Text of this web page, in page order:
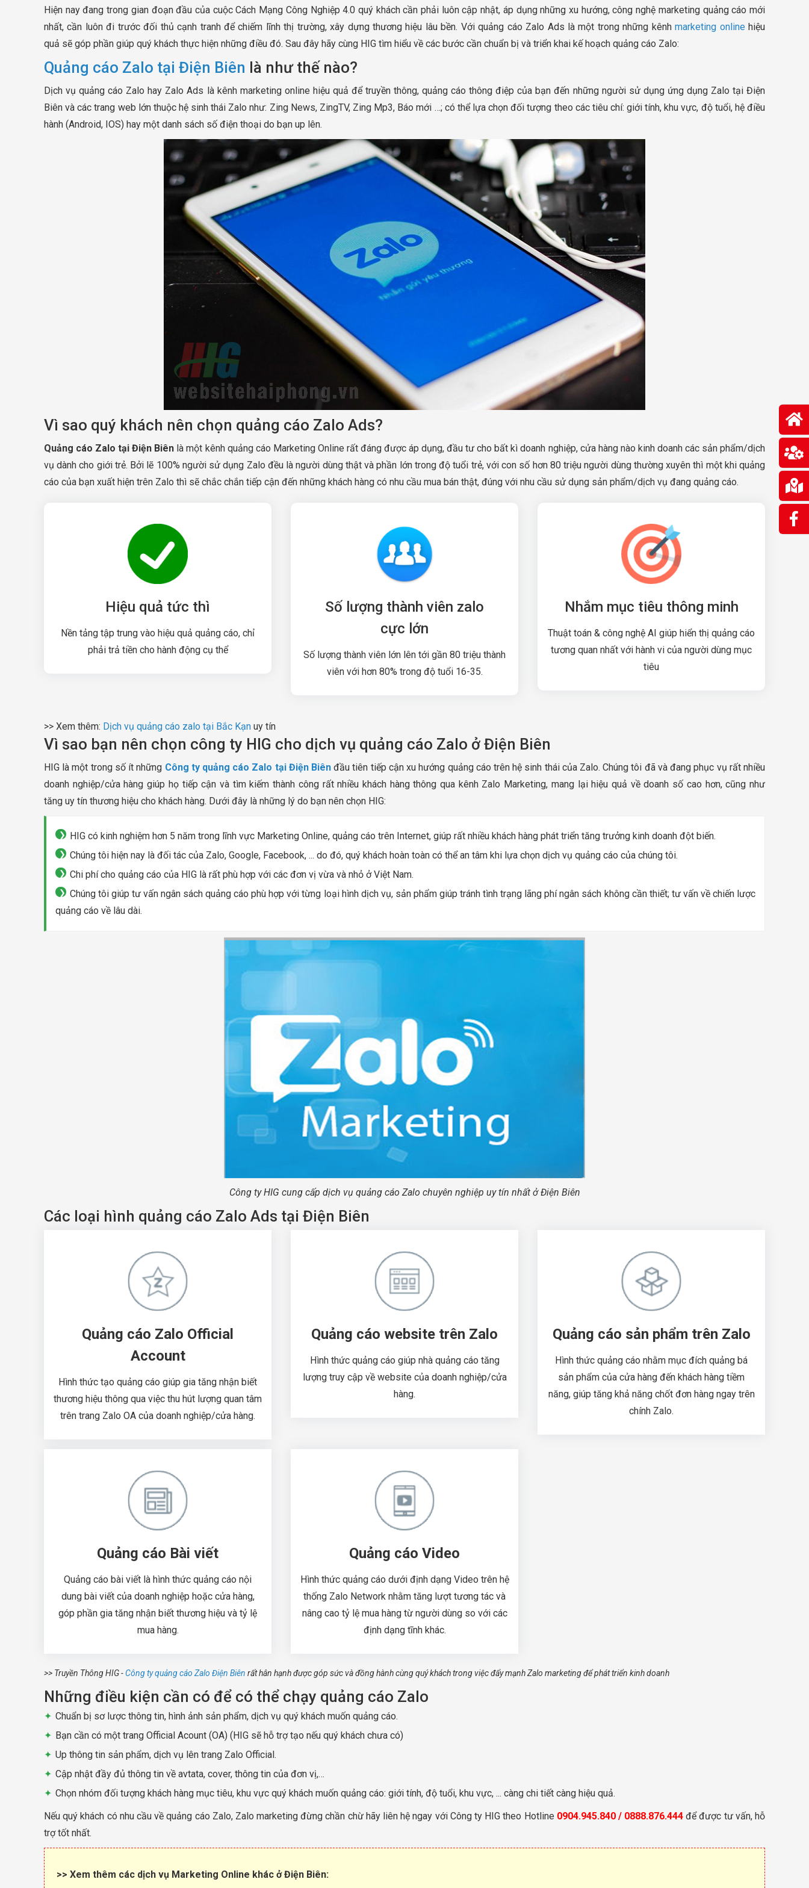
Hiện nay đang trong gian đoạn đầu của cuộc Cách Mạng Công Nghiệp 4.0 quý khách cần phải luôn cập nhật, áp dụng những xu hướng, công nghệ marketing quảng cáo mới
nhất, cần luôn đi trước đối thủ cạnh tranh để chiếm lĩnh thị trường, xây dựng thương hiệu lâu bền. Với quảng cáo Zalo Ads là một trong những kênhmarketing online hiệu
quả sẽ góp phần giúp quý khách thực hiện những điều đó. Sau đây hãy cùng HIG tìm hiểu về các bước cần chuẩn bị và triển khai kế hoạch quảng cáo Zalo:
Quảng cáo Zalo tại Điện Biên là như thế nào?
Dịch vụ quảng cáo Zalo hay Zalo Ads là kênh marketing online hiệu quả để truyền thông, quảng cáo thông điệp của bạn đến những người sử dụng ứng dụng Zalo tại Điện
Biên và các trang web lớn thuộc hệ sinh thái Zalo như: Zing News, ZingTV, Zing Mp3, Báo mới …; có thể lựa chọn đối tượng theo các tiêu chí: giới tính, khu vực, độ tuổi, hệ điều
hành (Android, IOS) hay một danh sách số điện thoại do bạn up lên.
Vì sao quý khách nên chọn quảng cáo Zalo Ads?
Quảng cáo Zalo tại Điện Biên là một kênh quảng cáo Marketing Online rất đáng được áp dụng, đầu tư cho bất kì doanh nghiệp, cửa hàng nào kinh doanh các sản phẩm/dịch
vụ dành cho giới trẻ. Bởi lẽ 100% người sử dụng Zalo đều là người dùng thật và phần lớn trong độ tuổi trẻ, với con số hơn 80 triệu người dùng thường xuyên thì một khi quảng
cáo của bạn xuất hiện trên Zalo thì sẽ chắc chắn tiếp cận đến những khách hàng có nhu cầu mua bán thật, đúng với nhu cầu sử dụng sản phẩm/dịch vụ đang quảng cáo.
Hiệu quả tức thì
Nền tảng tập trung vào hiệu quả quảng cáo, chỉ
phải trả tiền cho hành động cụ thể
Số lượng thành viên zalo
cực lớn
Số lượng thành viên lớn lên tới gần 80 triệu thành
viên với hơn 80% trong độ tuổi 16-35.
Nhắm mục tiêu thông minh
Thuật toán & công nghệ AI giúp hiển thị quảng cáo
tương quan nhất với hành vi của người dùng mục
tiêu
>> Xem thêm: Dịch vụ quảng cáo zalo tại Bắc Kạn uy tín
Vì sao bạn nên chọn công ty HIG cho dịch vụ quảng cáo Zalo ở Điện Biên
HIG là một trong số ít những Công ty quảng cáo Zalo tại Điện Biên đầu tiên tiếp cận xu hướng quảng cáo trên hệ sinh thái của Zalo. Chúng tôi đã và đang phục vụ rất nhiều
doanh nghiệp/cửa hàng giúp họ tiếp cận và tìm kiếm thành công rất nhiều khách hàng thông qua kênh Zalo Marketing, mang lại hiệu quả về doanh số cao hơn, cũng như
tăng uy tín thương hiệu cho khách hàng. Dưới đây là những lý do bạn nên chọn HIG:
HIG có kinh nghiệm hơn 5 năm trong lĩnh vực Marketing Online, quảng cáo trên Internet, giúp rất nhiều khách hàng phát triển tăng trưởng kinh doanh đột biến.
Chúng tôi hiện nay là đối tác của Zalo, Google, Facebook, ... do đó, quý khách hoàn toàn có thể an tâm khi lựa chọn dịch vụ quảng cáo của chúng tôi.
Chi phí cho quảng cáo của HIG là rất phù hợp với các đơn vị vừa và nhỏ ở Việt Nam.
Chúng tôi giúp tư vấn ngân sách quảng cáo phù hợp với từng loại hình dịch vụ, sản phẩm giúp tránh tình trạng lãng phí ngân sách không cần thiết; tư vấn về chiến lược
quảng cáo về lâu dài.
Công ty HIG cung cấp dịch vụ quảng cáo Zalo chuyên nghiệp uy tín nhất ở Điện Biên
Các loại hình quảng cáo Zalo Ads tại Điện Biên
Quảng cáo Zalo Official
Account
Hình thức tạo quảng cáo giúp gia tăng nhận biết
thương hiệu thông qua việc thu hút lượng quan tâm
trên trang Zalo OA của doanh nghiệp/cửa hàng.
Quảng cáo website trên Zalo
Hình thức quảng cáo giúp nhà quảng cáo tăng
lượng truy cập về website của doanh nghiệp/cửa
hàng.
Quảng cáo sản phẩm trên Zalo
Hình thức quảng cáo nhằm mục đích quảng bá
sản phẩm của cửa hàng đến khách hàng tiềm
năng, giúp tăng khả năng chốt đơn hàng ngay trên
chính Zalo.
Quảng cáo Bài viết
Quảng cáo bài viết là hình thức quảng cáo nội
dung bài viết của doanh nghiệp hoặc cửa hàng,
góp phần gia tăng nhận biết thương hiệu và tỷ lệ
mua hàng.
Quảng cáo Video
Hình thức quảng cáo dưới định dạng Video trên hệ
thống Zalo Network nhằm tăng lượt tương tác và
nâng cao tỷ lệ mua hàng từ người dùng so với các
định dạng tĩnh khác.
>> Truyền Thông HIG -Công ty quảng cáo Zalo Điện Biên rất hân hạnh được góp sức và đồng hành cùng quý khách trong việc đẩy mạnh Zalo marketing để phát triển kinh doanh
Những điều kiện cần có để có thể chạy quảng cáo Zalo
Chuẩn bị sơ lược thông tin, hình ảnh sản phẩm, dịch vụ quý khách muốn quảng cáo.
Bạn cần có một trang Official Acount (OA) (HIG sẽ hỗ trợ tạo nếu quý khách chưa có)
Up thông tin sản phẩm, dịch vụ lên trang Zalo Official.
Cập nhật đầy đủ thông tin về avtata, cover, thông tin của đơn vị,…
Chọn nhóm đối tượng khách hàng mục tiêu, khu vực quý khách muốn quảng cáo: giới tính, độ tuổi, khu vực, ... càng chi tiết càng hiệu quả.
Nếu quý khách có nhu cầu về quảng cáo Zalo, Zalo marketing đừng chần chừ hãy liên hệ ngay với Công ty HIG theo Hotline 0904.945.840 / 0888.876.444 để được tư vấn, hỗ
trợ tốt nhất.
>> Xem thêm các dịch vụ Marketing Online khác ở Điện Biên: